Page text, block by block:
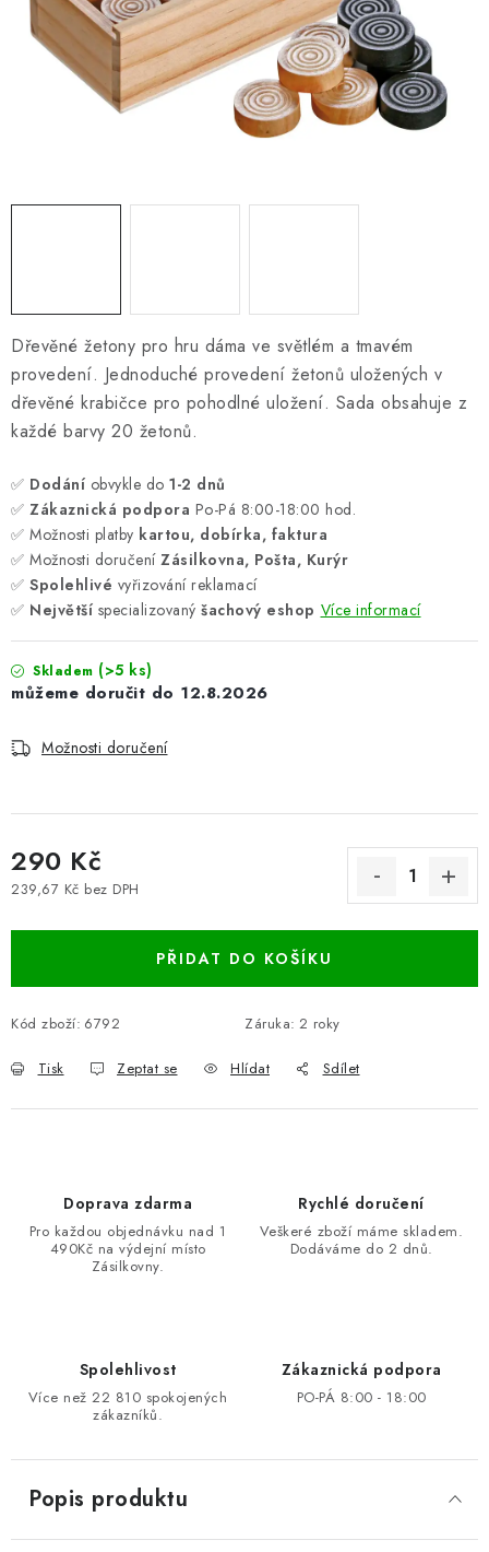
ŠACHOVÝ MERCH
Dřevěné žetony pro hru dáma ve světlém a tmavém
provedení. Jednoduché provedení žetonů uložených v
dřevěné krabičce pro pohodlné uložení. Sada obsahuje z
každé barvy 20 žetonů.
✅ Dodání obvykle do 1-2 dnů
✅ Zákaznická podpora Po-Pá 8:00-18:00 hod.
✅ Možnosti platby kartou, dobírka, faktura
✅ Možnosti doručení Zásilkovna, Pošta, Kurýr
✅ Spolehlivé vyřizování reklamací
✅ Největší specializovaný šachový eshop Více informací
Skladem (>5 ks)
12.8.2026
Možnosti doručení
290 Kč
239,67 Kč bez DPH
PŘIDAT DO KOŠÍKU
Kód zboží: 6792 Záruka: 2 roky
Tisk Zeptat se Hlídat Sdílet
Doprava zdarma
Pro každou objednávku nad 1
490Kč na výdejní místo
Zásilkovny.
Rychlé doručení
Veškeré zboží máme skladem.
Dodáváme do 2 dnů.
Spolehlivost
Více než 22 810 spokojených
zákazníků.
Zákaznická podpora
PO-PÁ 8:00 - 18:00
Popis produktu